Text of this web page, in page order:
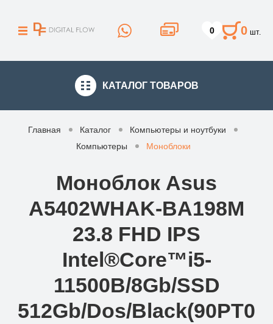
0 0 шт.
КАТАЛОГ ТОВАРОВ
Главная Каталог
Компьютеры и ноутбуки
Компьютеры
Моноблоки
Моноблок Asus
A5402WHAK-BA198M
23.8 FHD IPS
Intel®Core™i5-
11500B/8Gb/SSD
512Gb/Dos/Black(90PT0